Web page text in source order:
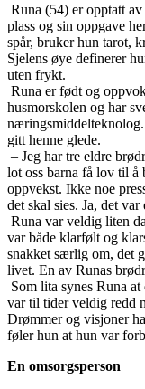
Runa (54) er opptatt
plass og sin oppgave
spår, bruker hun tarot,
Sjelens øye definerer
uten frykt.
Runa er født og
husmorskolen og har
gitt henne glede.
– Jeg har tre eldre
lot oss barna få lov til
oppvekst. Ikke noe
det skal sies. Ja, det
Runa var veldig liten
var både klarfølt og
snakket særlig om, det
livet. En av Runas
Som lita synes Runa
var til tider veldig redd
Drømmer og visjoner
føler hun at hun var
En omsorgsperson